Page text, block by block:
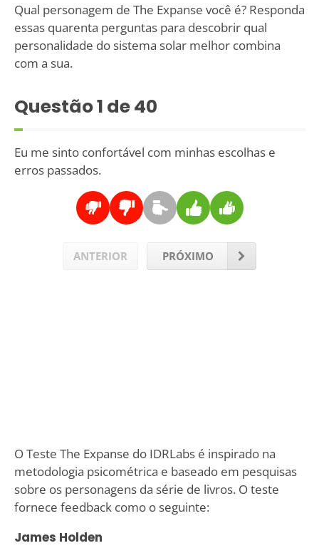
Qual personagem de The Expanse você é? Responda
essas quarenta perguntas para descobrir qual
personalidade do sistema solar melhor combina
com a sua.
Questão1 de 40
Eu me sinto confortável com minhas escolhas e
erros passados.
ANTERIOR PRÓXIMO
O Teste The Expanse do IDRLabs é inspirado na
metodologia psicométrica e baseado em pesquisas
sobre os personagens da série de livros. O teste
fornece feedback como o seguinte:
James Holden